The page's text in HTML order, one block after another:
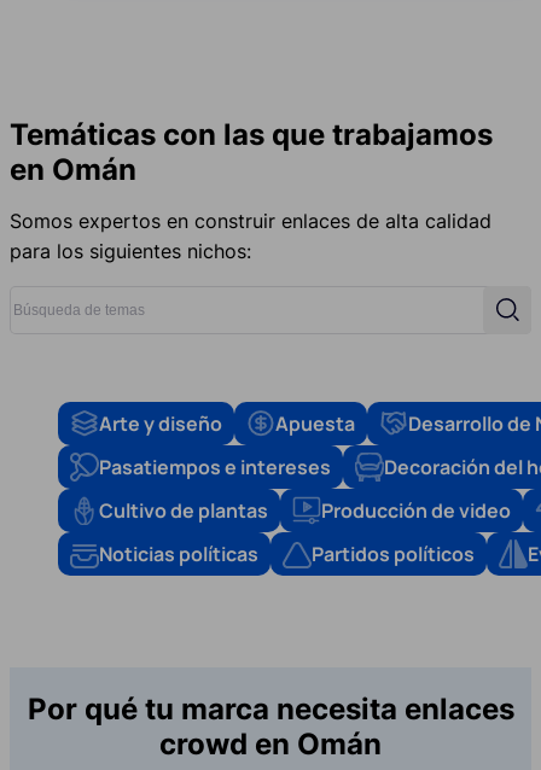
Temáticas con las que trabajamos
en Omán
Somos expertos en construir enlaces de alta calidad
para los siguientes nichos:
Arte y diseño Apuesta
Desarrollo de
Pasatiempos e intereses
Decoración del
Cultivo de plantas
Producción de video
Noticias políticas
Partidos políticos
Por qué tu marca necesita enlaces
crowd en Omán